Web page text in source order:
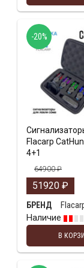
Flacarp
4+1
64900₽
51920 ₽
БРЕНД
Наличие
В
-20%